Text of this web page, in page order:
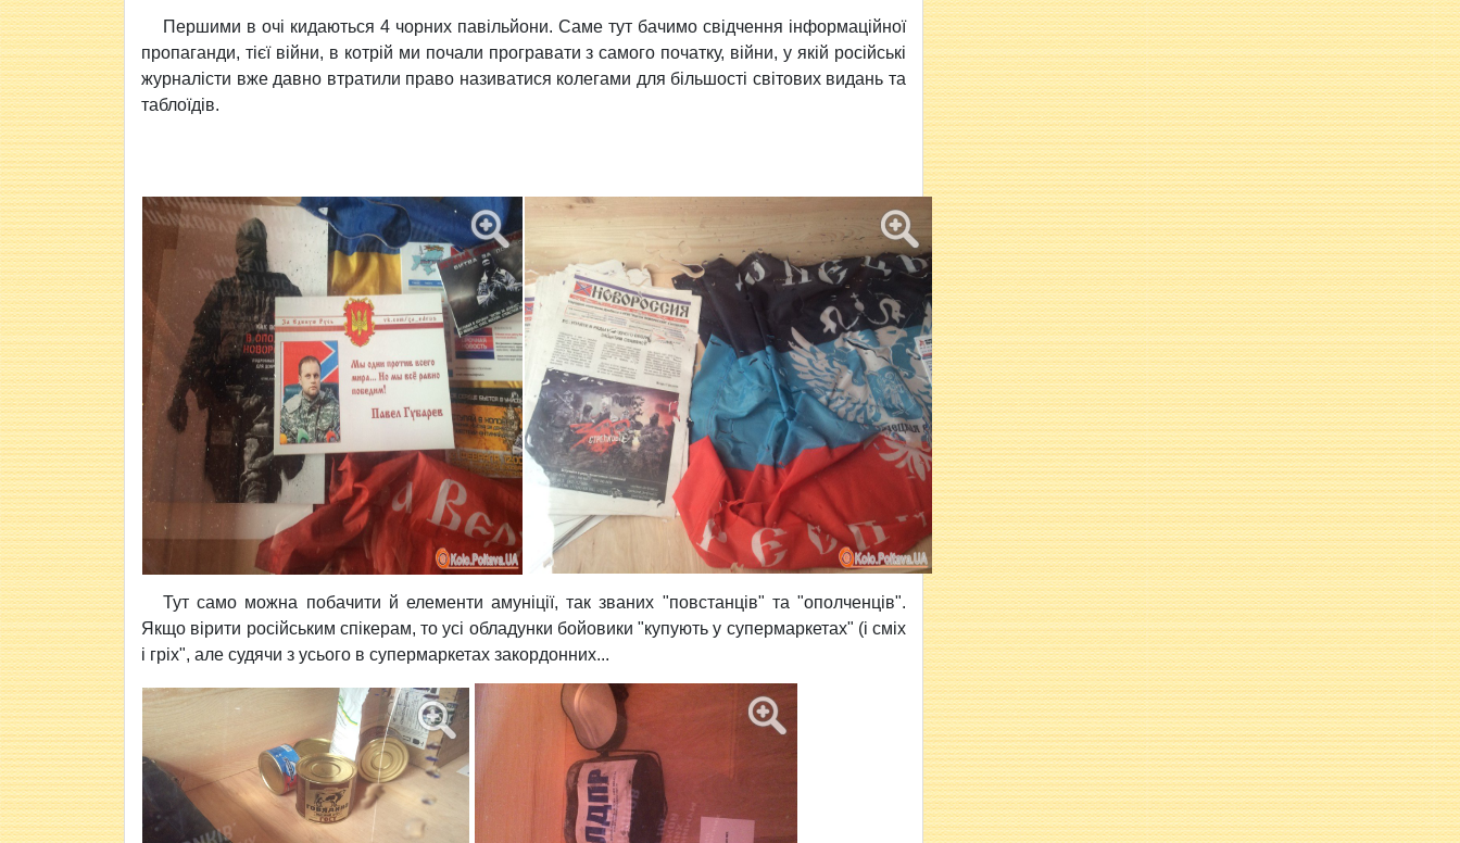
Першими в очі кидаються 4 чорних павільйони. Саме тут бачимо свідчення інформаційної
пропаганди, тієї війни, в котрій ми почали програвати з самого початку, війни, у якій російські
журналісти вже давно втратили право називатися колегами для більшості світових видань та
таблоїдів.
Тут само можна побачити й елементи амуніції, так званих "повстанців" та "ополченців".
Якщо вірити російським спікерам, то усі обладунки бойовики "купують у супермаркетах" (і сміх
і гріх", але судячи з усього в супермаркетах закордонних...